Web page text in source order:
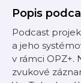
Popis
Podcast
a jeho
v rámci OPZ+.
zvukové